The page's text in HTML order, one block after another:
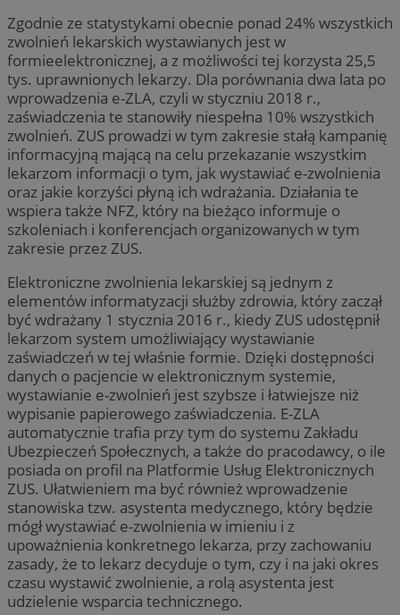
Zgodnie ze statystykami obecnie ponad 24% wszystkich
zwolnień lekarskich wystawianych jest w
formieelektronicznej, a z możliwości tej korzysta 25,5
tys. uprawnionych lekarzy. Dla porównania dwa lata po
wprowadzenia e-ZLA, czyli w styczniu 2018 r.,
zaświadczenia te stanowiły niespełna 10% wszystkich
zwolnień. ZUS prowadzi w tym zakresie stałą kampanię
informacyjną mającą na celu przekazanie wszystkim
lekarzom informacji o tym, jak wystawiać e-zwolnienia
oraz jakie korzyści płyną ich wdrażania. Działania te
wspiera także NFZ, który na bieżąco informuje o
szkoleniach i konferencjach organizowanych w tym
zakresie przez ZUS.
Elektroniczne zwolnienia lekarskiej są jednym z
elementów informatyzacji służby zdrowia, który zaczął
być wdrażany 1 stycznia 2016 r., kiedy ZUS udostępnił
lekarzom system umożliwiający wystawianie
zaświadczeń w tej właśnie formie. Dzięki dostępności
danych o pacjencie w elektronicznym systemie,
wystawianie e-zwolnień jest szybsze i łatwiejsze niż
wypisanie papierowego zaświadczenia. E-ZLA
automatycznie trafia przy tym do systemu Zakładu
Ubezpieczeń Społecznych, a także do pracodawcy, o ile
posiada on profil na Platformie Usług Elektronicznych
ZUS. Ułatwieniem ma być również wprowadzenie
stanowiska tzw. asystenta medycznego, który będzie
mógł wystawiać e-zwolnienia w imieniu i z
upoważnienia konkretnego lekarza, przy zachowaniu
zasady, że to lekarz decyduje o tym, czy i na jaki okres
czasu wystawić zwolnienie, a rolą asystenta jest
udzielenie wsparcia technicznego.